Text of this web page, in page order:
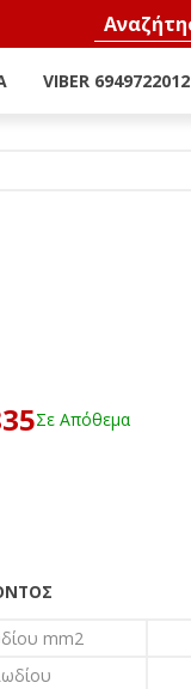
VIBER 6949722012
Σε Απόθεμα
mm2